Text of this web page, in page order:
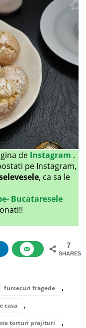
de Instagram .
pe Instagram,
, ca sa le
Bucataresele
7
SHARES
fursecuri fragede ,
casa ,
torturi prajituri ,